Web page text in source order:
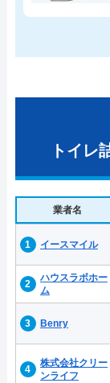
トイレ
業者名
イースマイル
ハウスラボホー
ム
Benry
株式会社クリー
ンライフ